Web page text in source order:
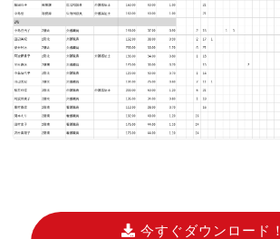
今すぐダウンロード！